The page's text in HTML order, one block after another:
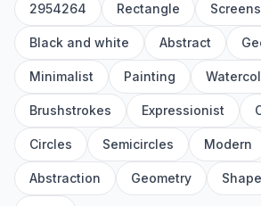
2954264 Rectangle
Black and white Abstract
Minimalist Painting
Brushstrokes Expressionist
Circles Semicircles Modern
Abstraction Geometry